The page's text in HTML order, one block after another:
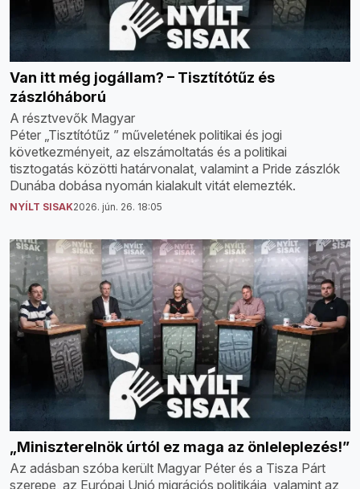
Van itt még jogállam? – Tisztítótűz és
zászlóháború
A résztvevők Magyar
Péter „Tisztítótűz ” műveletének politikai és jogi
következményeit, az elszámoltatás és a politikai
tisztogatás közötti határvonalat, valamint a Pride zászlók
Dunába dobása nyomán kialakult vitát elemezték.
NYÍLT SISAK2026. jún. 26. 18:05
„Miniszterelnök úrtól ez maga az önleleplezés!”
Az adásban szóba került Magyar Péter és a Tisza Párt
szerepe, az Európai Unió migrációs politikája, valamint az